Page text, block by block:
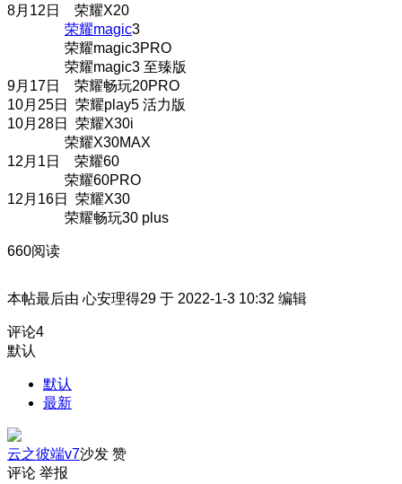
8月12日 荣耀X20
荣耀magic3
荣耀magic3PRO
荣耀magic3 至臻版
9月17日 荣耀畅玩20PRO
10月25日 荣耀play5 活力版
10月28日 荣耀X30i
荣耀X30MAX
12月1日 荣耀60
荣耀60PRO
12月16日 荣耀X30
荣耀畅玩30 plus
660阅读
本帖最后由 心安理得29 于 2022-1-3 10:32 编辑
评论4
默认
默认
最新
云之彼端v7沙发 赞
评论 举报